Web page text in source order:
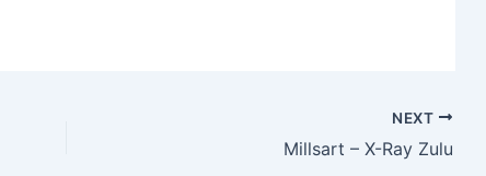
NEXT
Millsart – X-Ray Zulu